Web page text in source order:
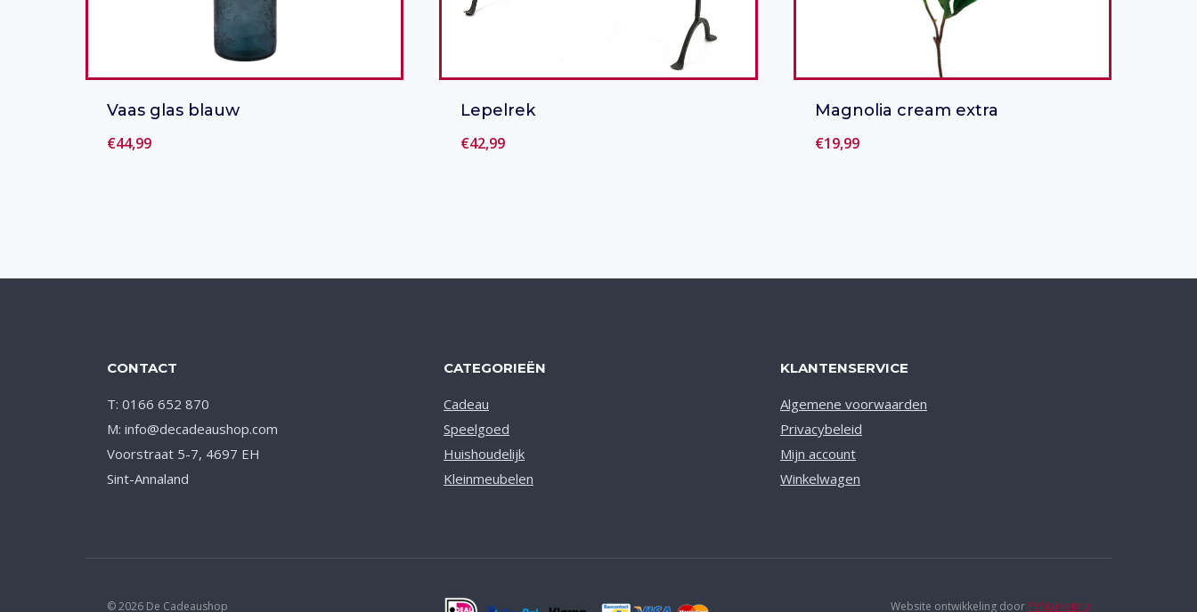
Vaas glas blauw
€44,99
Lepelrek
€42,99
Magnolia cream extra
€19,99
CONTACT
T: 0166 652 870
M: info@decadeaushop.com
Voorstraat 5-7, 4697 EH
Sint-Annaland
CATEGORIEËN
Cadeau
Speelgoed
Huishoudelijk
Kleinmeubelen
KLANTENSERVICE
Algemene voorwaarden
Privacybeleid
Mijn account
Winkelwagen
© 2026 De Cadeaushop Website ontwikkeling door PVMarketing